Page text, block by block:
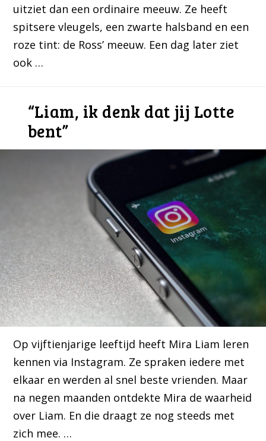
uitziet dan een ordinaire meeuw. Ze heeft
spitsere vleugels, een zwarte halsband en een
roze tint: de Ross’ meeuw. Een dag later ziet
ook …
“Liam, ik denk dat jij Lotte
bent”
Op vijftienjarige leeftijd heeft Mira Liam leren
kennen via Instagram. Ze spraken iedere met
elkaar en werden al snel beste vrienden. Maar
na negen maanden ontdekte Mira de waarheid
over Liam. En die draagt ze nog steeds met
zich mee. …